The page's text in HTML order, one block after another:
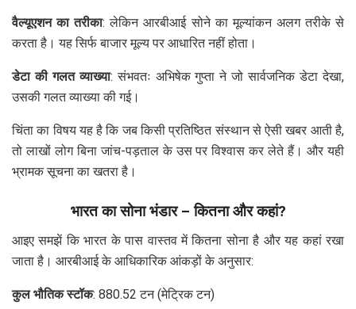
वैल्यूएशन का तरीका: लेकिन आरबीआई सोने का मूल्यांकन अलग तरीके से
करता है। यह सिर्फ बाजार मूल्य पर आधारित नहीं होता।
डेटा की गलत व्याख्या: संभवतः अभिषेक गुप्ता ने जो सार्वजनिक डेटा देखा,
उसकी गलत व्याख्या की गई।
चिंता का विषय यह है कि जब किसी प्रतिष्ठित संस्थान से ऐसी खबर आती है,
तो लाखों लोग बिना जांच-पड़ताल के उस पर विश्वास कर लेते हैं। और यही
भ्रामक सूचना का खतरा है।
भारत का सोना भंडार – कितना और कहां?
आइए समझें कि भारत के पास वास्तव में कितना सोना है और यह कहां रखा
जाता है। आरबीआई के आधिकारिक आंकड़ों के अनुसार:
कुल भौतिक स्टॉक: 880.52 टन (मेट्रिक टन)